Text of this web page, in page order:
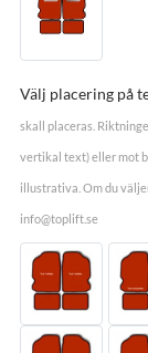
Välj placering på
skall placeras.
vertikal text) eller mot
illustrativa. Om du
info@toplift.se